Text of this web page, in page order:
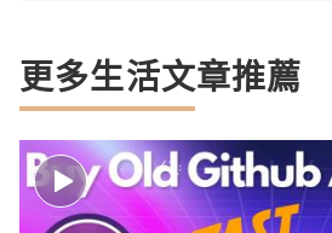
更多生活文章推薦